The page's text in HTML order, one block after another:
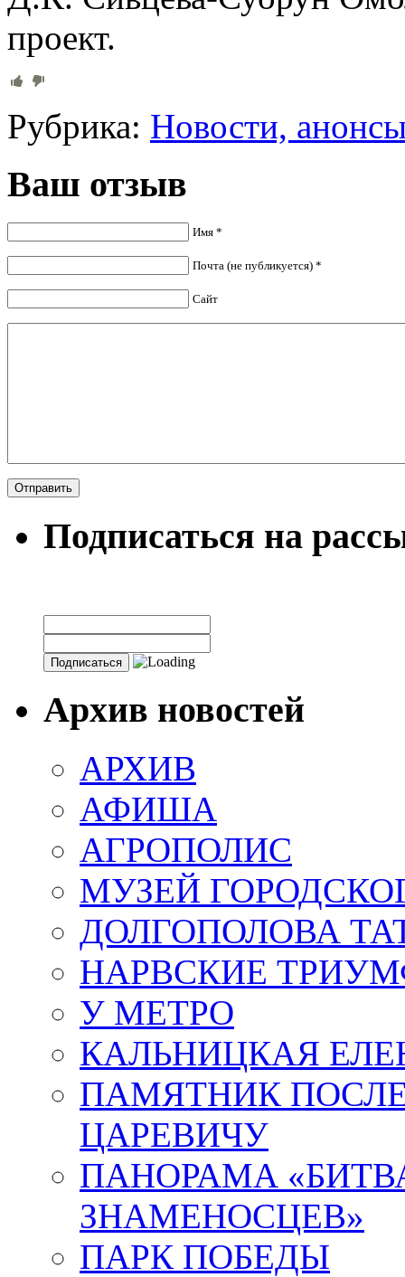
проект.
Рубрика: Новости,
Ваш отзыв
Имя *
Почта (не публикуется) *
Сайт
Подписаться на
Архив новостей
АРХИВ
АФИША
АГРОПОЛИС
МУЗЕЙ
ДОЛГОПОЛОВА
НАРВСКИЕ
У МЕТРО
КАЛЬНИЦКАЯ
ПАМЯТНИК
ЦАРЕВИЧУ
ПАНОРАМА
ЗНАМЕНОСЦЕВ»
ПАРК ПОБЕДЫ